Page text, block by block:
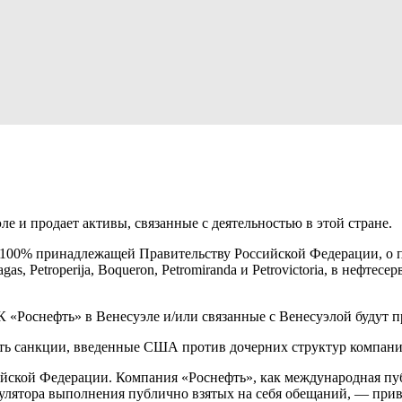
продает активы, связанные с деятельностью в этой стране.
принадлежащей Правительству Российской Федерации, о
Petroperija, Boqueron, Petromiranda и Petrovictoria, в
в Венесуэле и/или связанные с Венесуэлой
санкции, введенные США против дочерних структур
Федерации. Компания «Роснефть», как международная
выполнения публично взятых на себя обещаний, —